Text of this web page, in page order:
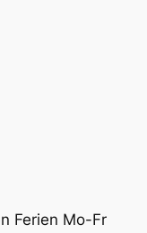
Ferien Mo-Fr